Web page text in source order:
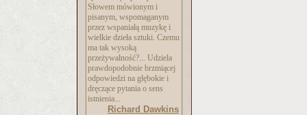
Słowem mówionym i
pisanym, wspomaganym
przez wspaniałą muzykę i
wielkie dzieła sztuki. Czemu
ma tak wysoką
przeżywalność?... Udziela
prawdopodobnie brzmiącej
odpowiedzi na głębokie i
dręczące pytania o sens
istnienia...
Richard Dawkins